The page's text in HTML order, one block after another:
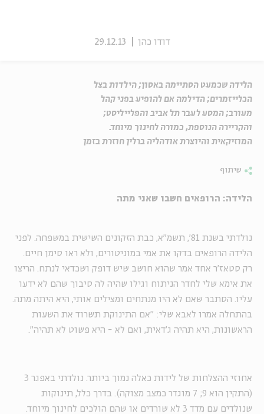
דודו כהן 29.12.13
הלידה שכמעט הסתיימה באסון; הילדות בצל
הכלייזמרים; הדילמה אם להופיע בפני קהל
מעורב; המסע לעבר תל אביב והפלייליסט;
והקריירה הנוספת, כמורה לחינוך מיוחד.
המוזיקאית והיוצרת אודהליה ברלין חוזרת בזמן
שיתוף
הלידה: הרופאים חשבו שאני מתה
נולדתי בשנת 81', תשמ"א, כבת הזקונים השישית במשפחה. לפני
הלידה הרופאים בדקו את אמי במוניטורים, ולא ראו סימן חיים.
רק סטאז'ר אחד אמר שהוא חושב שיש דופק ושכדאי לנתח. הריצו
את אימא שלי לחדר הניתוח וגילו שהיה לה סיבוך שהם לא ידעו
עליו. הסתבר שאם לא היו מנתחים ומצילים אותי, היא היתה מתה.
בהתחלה אמרו לאבא שלי: "אם התינוקת תשרוד את השעות
הראשונות, היא תהיה ג'דאית, ואם לא - היא פשוט לא תהיה".
אחוזי ההצלחות של לידות כאלה נמוך ביותר. נולדתי באפגר 3
(התקין הוא 9; 7 מוגדר כמצב מצוקה). בדרך כלל, תינוקות
שנולדים עם מדד 3 לא שורדים או שהם הולכים לחינוך מיוחד.